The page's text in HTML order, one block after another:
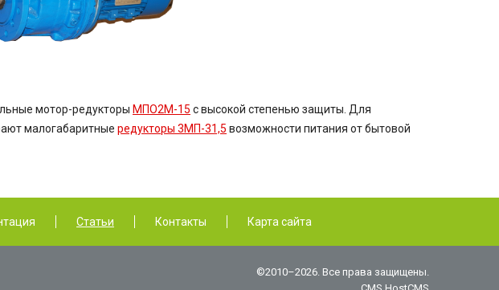
мотор-редукторы МПО2М-15 с высокой степенью защиты. Для
малогабаритные редукторы 3МП-31,5 возможности питания от бытовой
Статьи Контакты Карта сайта
©2010–2026. Все права защищены.